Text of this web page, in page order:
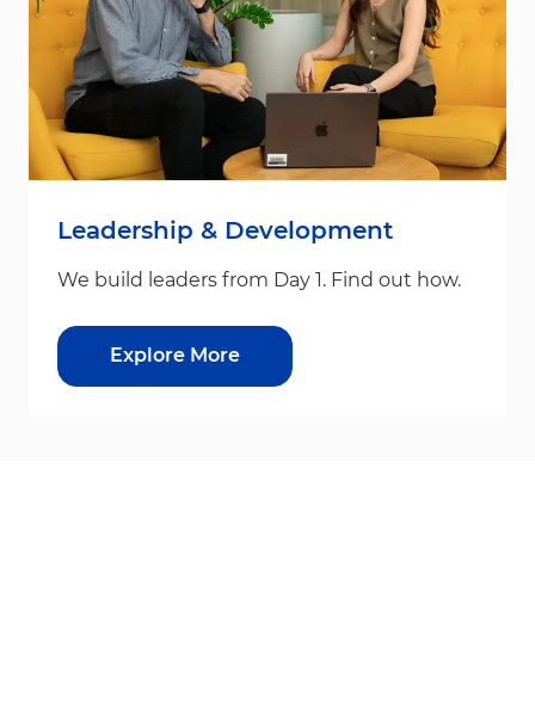
Leadership & Development
We build leaders from Day 1. Find out how.
Explore More